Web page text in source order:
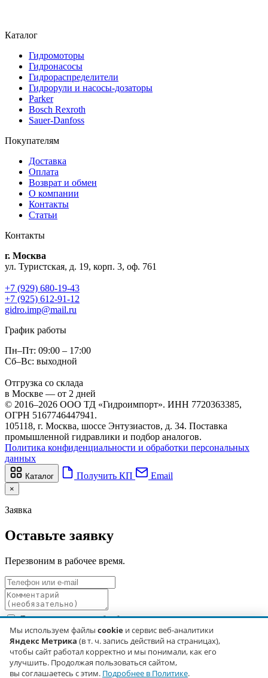
Каталог
Гидромоторы
Гидронасосы
Гидрораспределители
Гидрорули и насосы-дозаторы
Parker
Bosch Rexroth
Sauer-Danfoss
Покупателям
Доставка
Оплата
Возврат и обмен
О компании
Контакты
Статьи
Контакты
г. Москва
ул. Туристская, д. 19, корп. 3, оф. 761
+7 (929) 680-19-43
+7 (925) 612-91-12
gidro.imp@mail.ru
График работы
Пн–Пт: 09:00 – 17:00
Сб–Вс: выходной
Отгрузка со склада
в Москве — от 2 дней
© 2016–2026 ООО ТД «Гидроимпорт». ИНН 7720363385,
ОГРН 5167746447941.
105118, г. Москва, шоссе Энтузиастов, д. 34. Поставка
промышленной гидравлики и подбор аналогов.
Политика конфиденциальности и обработки персональных
данных
Мы используем файлы cookie и сервис веб-аналитики
Яндекс Метрика (в т. ч. запись действий на страницах),
чтобы сайт работал корректно и мы понимали, как его
улучшить. Продолжая пользоваться сайтом,
вы соглашаетесь с этим. Подробнее в Политике.
Каталог Получить КП Email
×
Заявка
Оставьте заявку
Перезвоним в рабочее время.
Я даю согласие на обработку персональных данных в
соответствии с Политикой обработки персональных данных
Отправить
Не удалось отправить. Позвоните нам: +7 929 680-19-43.